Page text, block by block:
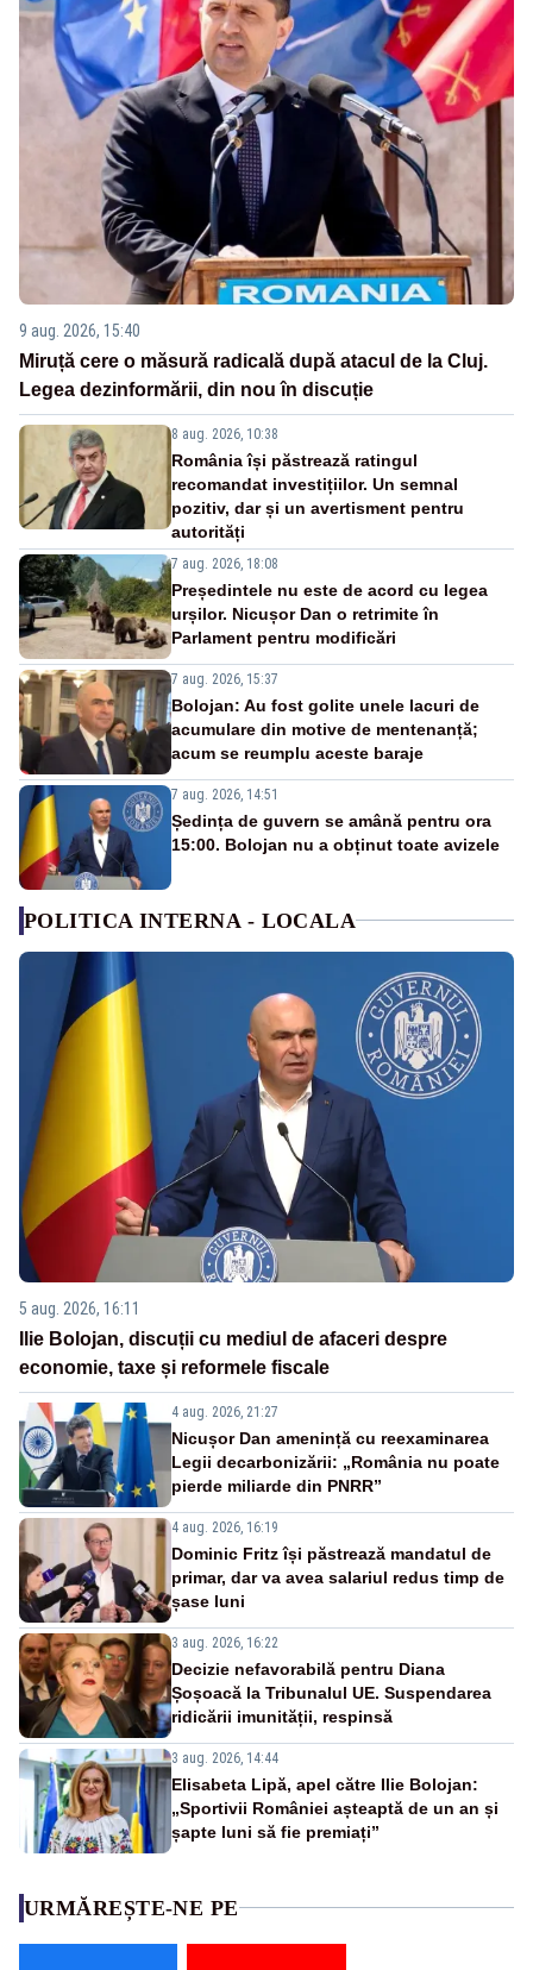
9 aug. 2026, 15:40
Miruță cere o măsură radicală după atacul de la Cluj.
Legea dezinformării, din nou în discuție
8 aug. 2026, 10:38
România își păstrează ratingul
recomandat investițiilor. Un semnal
pozitiv, dar și un avertisment pentru
autorități
7 aug. 2026, 18:08
Președintele nu este de acord cu legea
urșilor. Nicușor Dan o retrimite în
Parlament pentru modificări
7 aug. 2026, 15:37
Bolojan: Au fost golite unele lacuri de
acumulare din motive de mentenanță;
acum se reumplu aceste baraje
7 aug. 2026, 14:51
Ședința de guvern se amână pentru ora
15:00. Bolojan nu a obținut toate avizele
POLITICA INTERNA - LOCALA
5 aug. 2026, 16:11
Ilie Bolojan, discuții cu mediul de afaceri despre
economie, taxe și reformele fiscale
4 aug. 2026, 21:27
Nicușor Dan amenință cu reexaminarea
Legii decarbonizării: „România nu poate
pierde miliarde din PNRR”
4 aug. 2026, 16:19
Dominic Fritz își păstrează mandatul de
primar, dar va avea salariul redus timp de
șase luni
3 aug. 2026, 16:22
Decizie nefavorabilă pentru Diana
Șoșoacă la Tribunalul UE. Suspendarea
ridicării imunității, respinsă
3 aug. 2026, 14:44
Elisabeta Lipă, apel către Ilie Bolojan:
„Sportivii României așteaptă de un an și
șapte luni să fie premiați”
URMĂREȘTE-NE PE